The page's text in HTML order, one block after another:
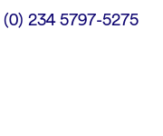
234 5797-5275